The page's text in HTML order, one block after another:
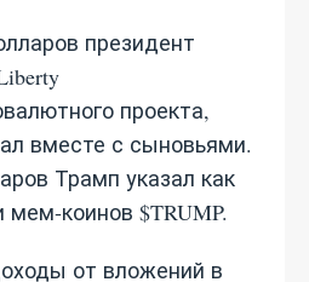
президент
проекта,
вместе с сыновьями.
Трамп указал как
$TRUMP.
от вложений в